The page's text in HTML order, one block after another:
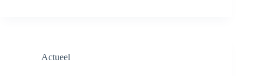
Actueel